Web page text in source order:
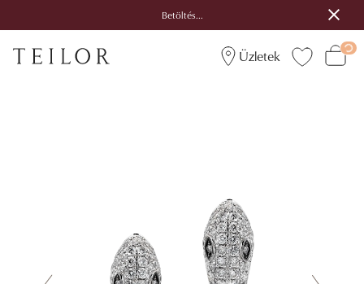
Betöltés...
Üzletek